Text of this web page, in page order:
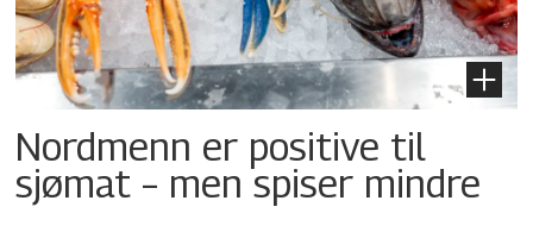
Nordmenn er positive til
sjømat – men spiser mindre